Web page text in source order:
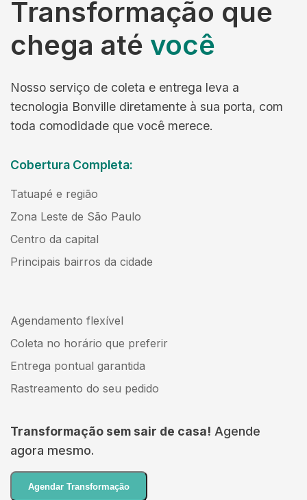
Transformação que
chega até você
Nosso serviço de coleta e entrega leva a
tecnologia Bonville diretamente à sua porta, com
toda comodidade que você merece.
Cobertura Completa:
Tatuapé e região
Zona Leste de São Paulo
Centro da capital
Principais bairros da cidade
Agendamento flexível
Coleta no horário que preferir
Entrega pontual garantida
Rastreamento do seu pedido
Transformação sem sair de casa! Agende
agora mesmo.
Agendar Transformação